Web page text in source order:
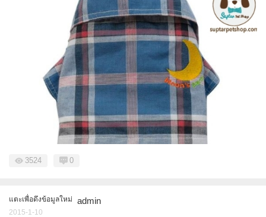
3524 0
แตะเพื่อดึงข้อมูลใหม่ admin
2015-1-10